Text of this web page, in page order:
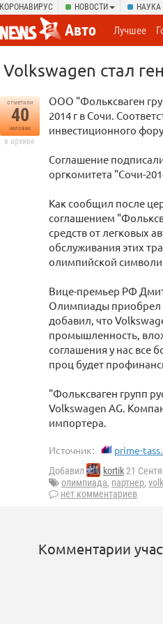
КОРОНАВИРУС НОВОСТИ НАУКА
Авто Лучшее
Volkswagen стал
отметили
40
человек
в архиве
ООО "Фольксваген
2014 г в Сочи.
инвестиционного
Соглашение
оргкомитета "Сочи-
Как сообщил после
соглашением
средств от легковых
обслуживания этих
олимпийской
Вице-премьер РФ
Олимпиады приобрел
добавил, что
промышленность,
соглашения у нас все
проц будет
"Фольксваген групп
Volkswagen AG.
импортера.
Источник: prime-
Добавил kortik21
олимпиада, партнер,
нет комментариев
Комментарии